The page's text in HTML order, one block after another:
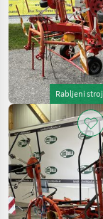
Rabljeni stroj